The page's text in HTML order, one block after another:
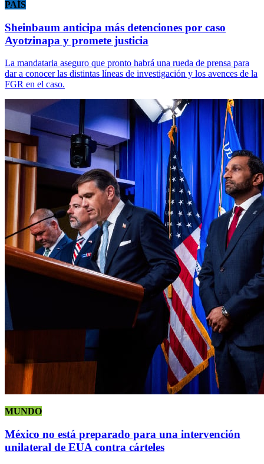
PAÍS
Sheinbaum anticipa más detenciones por caso
Ayotzinapa y promete justicia
La mandataria aseguro que pronto habrá una rueda de prensa para
dar a conocer las distintas líneas de investigación y los avences de la
FGR en el caso.
MUNDO
México no está preparado para una intervención
unilateral de EUA contra cárteles